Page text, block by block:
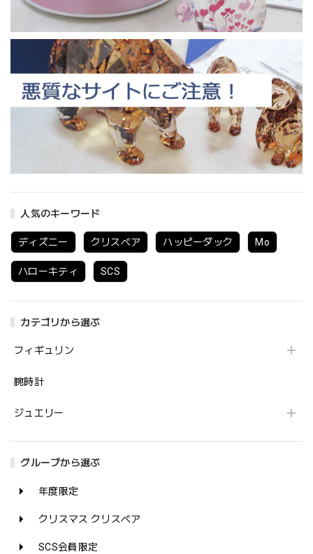
人気のキーワード
ディズニー クリスベア ハッピーダック Mo
ハローキティ SCS
カテゴリから選ぶ
フィギュリン
腕時計
ジュエリー
グループから選ぶ
年度限定
クリスマス クリスベア
SCS会員限定